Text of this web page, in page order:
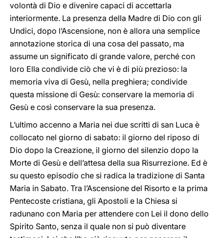
volontà di Dio e divenire capaci di accettarla
interiormente. La presenza della Madre di Dio con gli
Undici, dopo l’Ascensione, non è allora una semplice
annotazione storica di una cosa del passato, ma
assume un significato di grande valore, perché con
loro Ella condivide ciò che vi è di più prezioso: la
memoria viva di Gesù, nella preghiera; condivide
questa missione di Gesù: conservare la memoria di
Gesù e così conservare la sua presenza.
L’ultimo accenno a Maria nei due scritti di san Luca è
collocato nel giorno di sabato: il giorno del riposo di
Dio dopo la Creazione, il giorno del silenzio dopo la
Morte di Gesù e dell’attesa della sua Risurrezione. Ed è
su questo episodio che si radica la tradizione di Santa
Maria in Sabato. Tra l’Ascensione del Risorto e la prima
Pentecoste cristiana, gli Apostoli e la Chiesa si
radunano con Maria per attendere con Lei il dono dello
Spirito Santo, senza il quale non si può diventare